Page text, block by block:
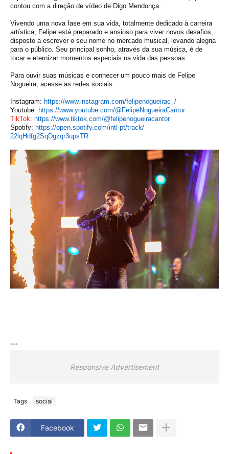
contou com a direção de vídeo de Digo Mendonça.
Vivendo uma nova fase em sua vida, totalmente dedicado à carreira
artística, Felipe está preparado e ansioso para viver novos desafios,
disposto a escrever o seu nome no mercado musical, levando alegria
para o público. Seu principal sonho, através da sua música, é de
tocar e eternizar momentos especiais na vida das pessoas.
Para ouvir suas músicas e conhecer um pouco mais de Felipe
Nogueira, acesse as redes sociais:
Instagram: https://www.instagram.com/felipenogueirac_/
Youtube: https://www.youtube.com/@ FelipeNogueiraCantor
TikTok: https://www.tiktok.com/@felipenogueiracantor
Spotify: https://open.spotify.com/intl-pt/track/
22lqHdfg2SqDgzqr3upsTR
***
Responsive Advertisement
Tags social
Facebook